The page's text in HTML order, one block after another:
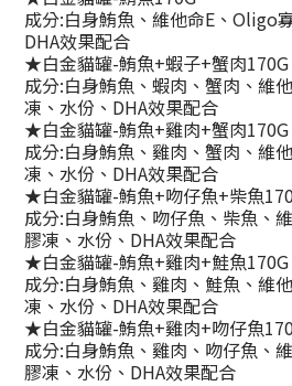
成分:白身鮪魚、維他命E、Oligo
DHA效果配合
★白金貓罐-鮪魚+蝦子+蟹肉170G
成分:白身鮪魚、蝦肉、蟹肉、維
凍、水份、DHA效果配合
★白金貓罐-鮪魚+雞肉+蟹肉170G
成分:白身鮪魚、雞肉、蟹肉、維
凍、水份、DHA效果配合
★白金貓罐-鮪魚+吻仔魚+柴魚
成分:白身鮪魚、吻仔魚、柴魚、
膠凍、水份、DHA效果配合
★白金貓罐-鮪魚+雞肉+鮭魚170G
成分:白身鮪魚、雞肉、鮭魚、維
凍、水份、DHA效果配合
★白金貓罐-鮪魚+雞肉+吻仔魚
成分:白身鮪魚、雞肉、吻仔魚、
膠凍、水份、DHA效果配合